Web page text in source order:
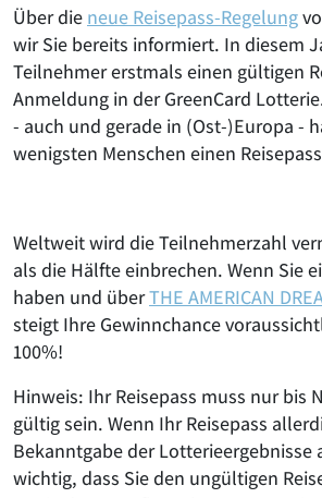
Über die neue Reisepass-Regelung
wir Sie bereits informiert. In diesem
Teilnehmer erstmals einen gültigen
Anmeldung in der GreenCard
- auch und gerade in (Ost-)Europa -
wenigsten Menschen einen
Weltweit wird die Teilnehmerzahl
als die Hälfte einbrechen. Wenn Sie
haben und überTHE AMERICAN
steigt Ihre Gewinnchance
100%!
Hinweis: Ihr Reisepass muss nur bis
gültig sein. Wenn Ihr Reisepass
Bekanntgabe der Lotterieergebnisse
wichtig, dass Sie den ungültigen